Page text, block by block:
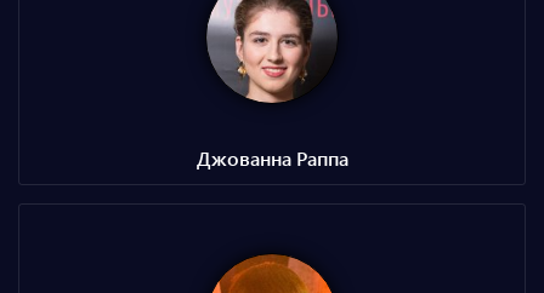
Джованна Раппа